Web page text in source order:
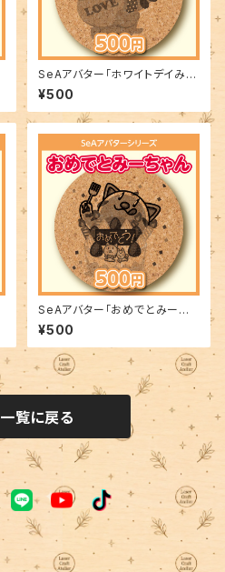
SeAアバター「ホワイトデイみー
ちゃん」
¥500
SeAアバター「おめでとみーちゃ
ん」
¥500
覧に戻る